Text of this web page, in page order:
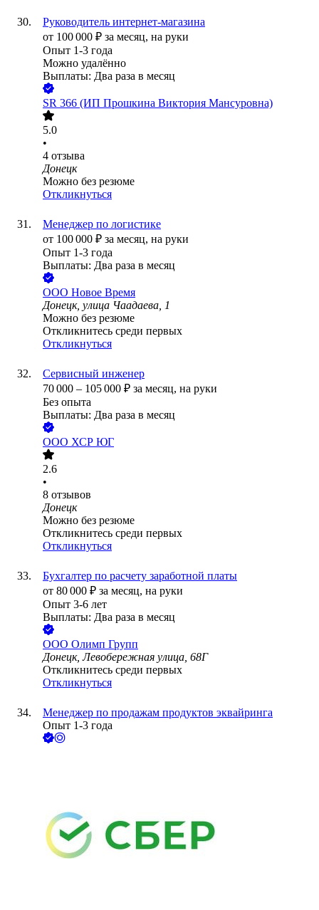
Руководитель интернет-магазина
от 100 000 ₽ за месяц, на руки
Опыт 1-3 года
Можно удалённо
Выплаты: Два раза в месяц
SR 366 (ИП Прошкина Виктория Мансуровна)
5.0
•
4 отзыва
Донецк
Можно без резюме
Откликнуться
Менеджер по логистике
от 100 000 ₽ за месяц, на руки
Опыт 1-3 года
Выплаты: Два раза в месяц
ООО Новое Время
Донецк, улица Чаадаева, 1
Можно без резюме
Откликнитесь среди первых
Откликнуться
Сервисный инженер
70 000 – 105 000 ₽ за месяц, на руки
Без опыта
Выплаты: Два раза в месяц
ООО ХСР ЮГ
2.6
•
8 отзывов
Донецк
Можно без резюме
Откликнитесь среди первых
Откликнуться
Бухгалтер по расчету заработной платы
от 80 000 ₽ за месяц, на руки
Опыт 3-6 лет
Выплаты: Два раза в месяц
ООО Олимп Групп
Донецк, Левобережная улица, 68Г
Откликнитесь среди первых
Откликнуться
Менеджер по продажам продуктов эквайринга
Опыт 1-3 года